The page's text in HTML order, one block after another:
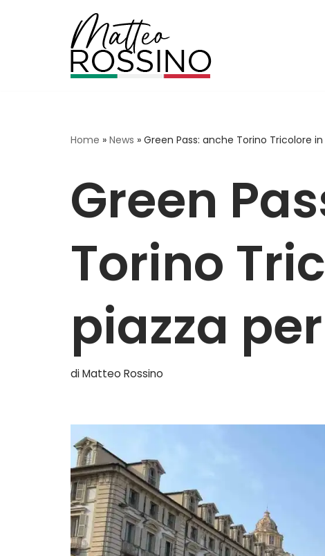
contenuto
Home » News » Green Pass: anche Torino Tricolore
Green
Torino
piazza
diMatteo Rossino